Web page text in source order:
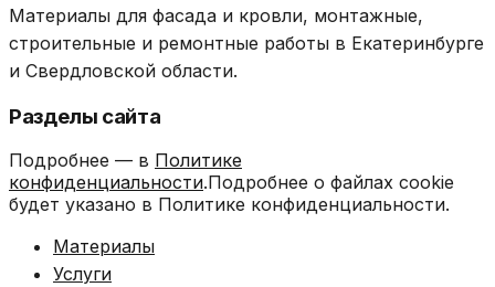
Материалы для фасада и кровли, монтажные,
строительные и ремонтные работы в Екатеринбурге
и Свердловской области.
Разделы сайта
Подробнее — в Политике
конфиденциальности.Подробнее о файлах cookie
будет указано в Политике конфиденциальности.
Материалы
Услуги